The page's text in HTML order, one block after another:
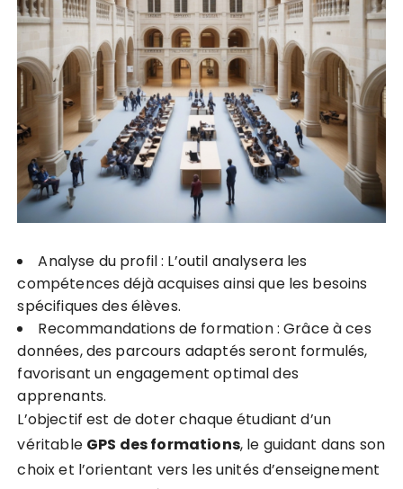
Analyse du profil : L’outil analysera les
compétences déjà acquises ainsi que les besoins
spécifiques des élèves.
Recommandations de formation : Grâce à ces
données, des parcours adaptés seront formulés,
favorisant un engagement optimal des
apprenants.
L’objectif est de doter chaque étudiant d’un
véritable GPS desformations, le guidant dans son
choix et l’orientant vers les unités d’enseignement